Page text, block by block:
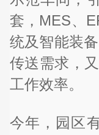
套，MES、
统及智能装
传送需求，
工作效率。
今年，园区